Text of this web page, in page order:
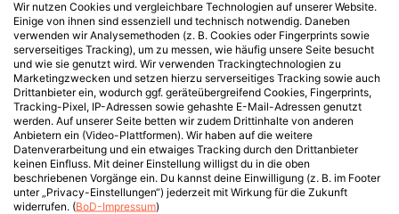
Wir nutzen Cookies und vergleichbare Technologien auf unserer Website.
Einige von ihnen sind essenziell und technisch notwendig. Daneben
verwenden wir Analysemethoden (z. B. Cookies oder Fingerprints sowie
serverseitiges Tracking), um zu messen, wie häufig unsere Seite besucht
und wie sie genutzt wird. Wir verwenden Trackingtechnologien zu
Marketingzwecken und setzen hierzu serverseitiges Tracking sowie auch
Drittanbieter ein, wodurch ggf. geräteübergreifend Cookies, Fingerprints,
Tracking-Pixel, IP-Adressen sowie gehashte E-Mail-Adressen genutzt
werden. Auf unserer Seite betten wir zudem Drittinhalte von anderen
Anbietern ein (Video-Plattformen). Wir haben auf die weitere
Datenverarbeitung und ein etwaiges Tracking durch den Drittanbieter
keinen Einfluss. Mit deiner Einstellung willigst du in die oben
beschriebenen Vorgänge ein. Du kannst deine Einwilligung (z. B. im Footer
unter „Privacy-Einstellungen“) jederzeit mit Wirkung für die Zukunft
widerrufen. (BoD-Impressum)